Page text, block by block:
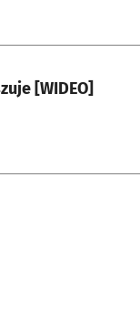
[WIDEO]